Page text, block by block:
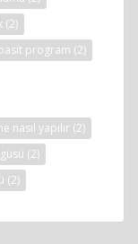
(2)
program (2)
nasıl yapılır (2)
(2)
(2)